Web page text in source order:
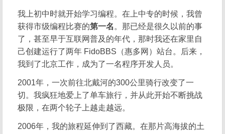
我上初中时就开始学习编程。在上中专的时候，我曾
获得市级编程比赛的第一名 。那已经是很久以前的事
了，甚至早于互联网普及的年代，那时我还在家里自
己创建运行了两年 FidoBBS（惠多网）站台。后来，
我到了北京工作，成为了一名程序开发人员。
2001年，一次前往北戴河的300公里骑行改变了一
切。我疯狂地爱上了单车旅行，并从此开始不断挑战
极限，在两个轮子上越走越远。
2006年，我的旅程延伸到了西藏。在那片高海拔的土